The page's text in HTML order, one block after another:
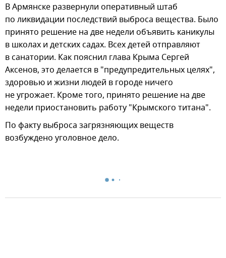
В Армянске развернули оперативный штаб
по ликвидации последствий выброса вещества. Было
принято решение на две недели объявить каникулы
в школах и детских садах. Всех детей отправляют
в санатории. Как пояснил глава Крыма Сергей
Аксенов, это делается в "предупредительных целях",
здоровью и жизни людей в городе ничего
не угрожает. Кроме того, принято решение на две
недели приостановить работу "Крымского титана".
По факту выброса загрязняющих веществ
возбуждено уголовное дело.